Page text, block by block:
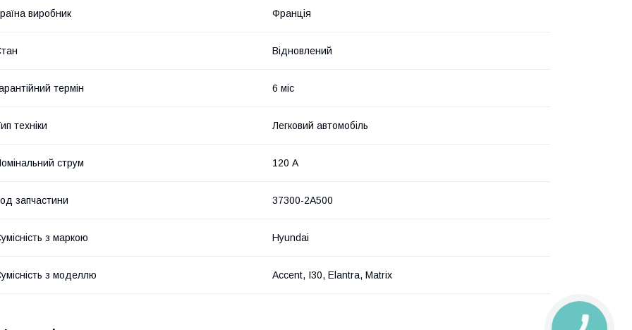
виробник Франція
Відновлений
термін 6 міс
техніки Легковий автомобіль
струм 120 А
запчастини 37300-2A500
з маркою Hyundai
з моделлю Accent, I30, Elantra, Matrix